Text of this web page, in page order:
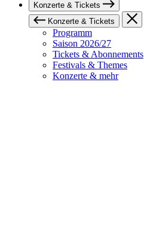
Konzerte & Tickets
Konzerte & Tickets
Programm
Saison 2026/27
Tickets & Abonnements
Festivals & Themes
Konzerte & mehr